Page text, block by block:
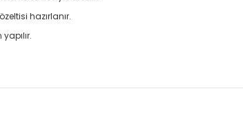
hazırlanır.